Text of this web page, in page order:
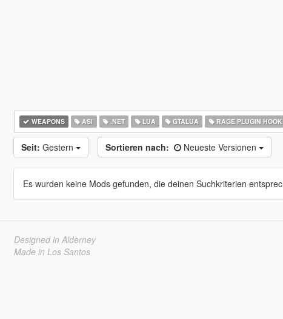
WEAPONS ASI .NET LUA GTALUA RAGE PLUGIN HOOK
Seit: Gestern Sortieren nach: Neueste Versionen
Es wurden keine Mods gefunden, die deinen Suchkriterien
Designed in Alderney
Made in Los Santos